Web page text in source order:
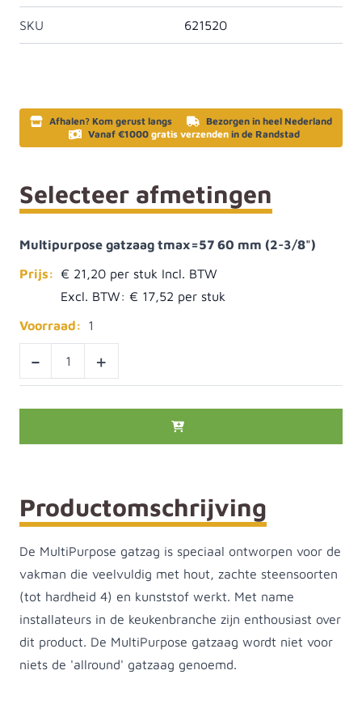
SKU 621520
Afhalen? Kom gerust langs
Bezorgen in heel Nederland
Vanaf €1000 gratis verzenden in de Randstad
Selecteer afmetingen
Multipurpose gatzaag tmax=57 60 mm (2-3/8")
Prijs: € 21,20
Excl. BTW: € 17,52
Voorraad:
1
- +
Productomschrijving
De MultiPurpose gatzag is speciaal ontworpen voor de
vakman die veelvuldig met hout, zachte steensoorten
(tot hardheid 4) en kunststof werkt. Met name
installateurs in de keukenbranche zijn enthousiast over
dit product. De MultiPurpose gatzaag wordt niet voor
niets de 'allround' gatzaag genoemd.